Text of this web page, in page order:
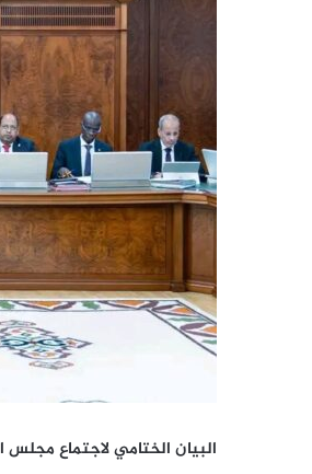
البيان الختامي لاجتماع مجلس